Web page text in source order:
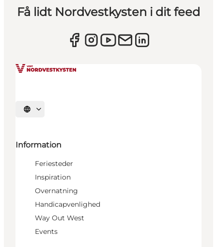
Få lidt Nordvestkysten i dit feed
Vælg sprog
Information
Feriesteder
Inspiration
Overnatning
Handicapvenlighed
Way Out West
Events